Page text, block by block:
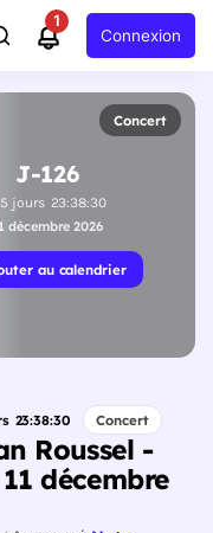
1
Connexion
Concert
J-126
jours 23:38:29
décembre 2026
au calendrier
23:38:29 Concert
Roussel -
décembre